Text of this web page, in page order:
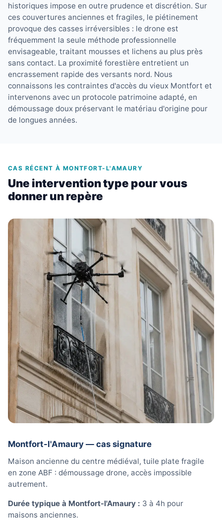
historiques impose en outre prudence et discrétion. Sur
ces couvertures anciennes et fragiles, le piétinement
provoque des casses irréversibles : le drone est
fréquemment la seule méthode professionnelle
envisageable, traitant mousses et lichens au plus près
sans contact. La proximité forestière entretient un
encrassement rapide des versants nord. Nous
connaissons les contraintes d'accès du vieux Montfort et
intervenons avec un protocole patrimoine adapté, en
démoussage doux préservant le matériau d'origine pour
de longues années.
CAS RÉCENT À MONTFORT-L'AMAURY
Une intervention type pour vous
donner un repère
Montfort-l'Amaury — cas signature
Maison ancienne du centre médiéval, tuile plate fragile
en zone ABF : démoussage drone, accès impossible
autrement.
Durée typique à Montfort-l'Amaury : 3 à 4h pour
maisons anciennes.